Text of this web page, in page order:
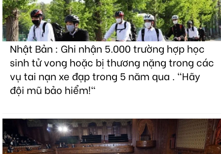
Nhật Bản : Ghi nhận 5.000 trường hợp học
sinh tử vong hoặc bị thương nặng trong các
vụ tai nạn xe đạp trong 5 năm qua . "Hãy
đội mũ bảo hiểm!"